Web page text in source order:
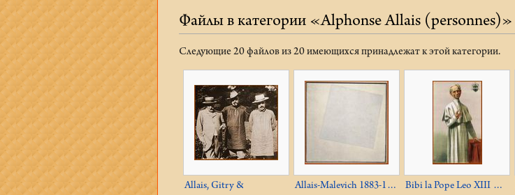
Файлы в категории «Alphonse Allais (personnes)»
Следующие 20 файлов из 20 имеющихся принадлежат к этой категории.
Allais, Gitry &
Allais-Malevich 1883-1…
Bibi la Pope Leo XIII …